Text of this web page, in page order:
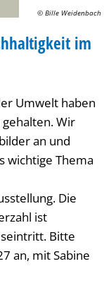
© Bille Weidenbach
im
Umwelt haben
Wir
an und
wichtige Thema
Die
ist
Bitte
an, mit Sabine